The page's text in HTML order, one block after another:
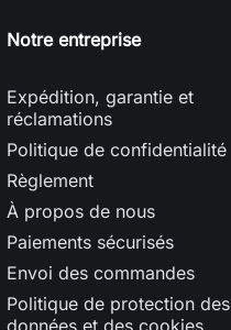
Notre entreprise
Expédition, garantie et
réclamations
Politique de confidentialité
Règlement
À propos de nous
Paiements sécurisés
Envoi des commandes
Politique de protection des